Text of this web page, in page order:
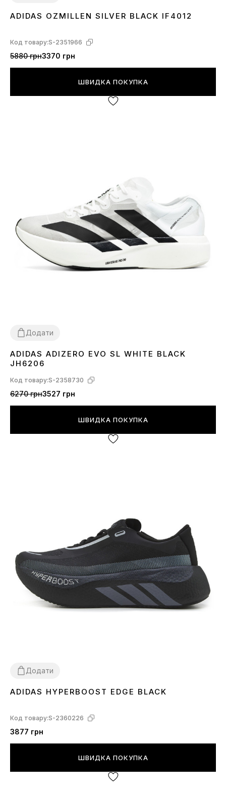
41 4345
ADIDAS OZMILLEN SILVER BLACK IF4012
Код товару:S-2351966
5880 грн3370 грн
ШВИДКА ПОКУПКА
Додати
36 3839 414244 45
ADIDAS ADIZERO EVO SL WHITE BLACK
JH6206
Код товару:S-2358730
6270 грн3527 грн
ШВИДКА ПОКУПКА
Додати
41 44
ADIDAS HYPERBOOST EDGE BLACK
Код товару:S-2360226
3877 грн
ШВИДКА ПОКУПКА